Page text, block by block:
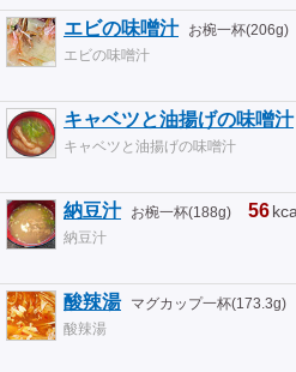
エビの味噌汁 お椀一杯(206g)
エビの味噌汁
キャベツと油揚げの味噌汁
キャベツと油揚げの味噌汁
納豆汁 お椀一杯(188g) 56
納豆汁
酸辣湯 マグカップ一杯(173.3g)
酸辣湯